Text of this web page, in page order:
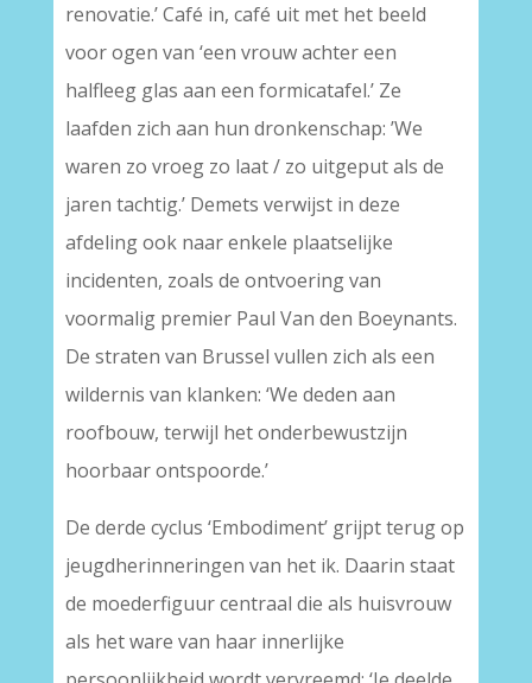
renovatie.’ Café in, café uit met het beeld
voor ogen van ‘een vrouw achter een
halfleeg glas aan een formicatafel.’ Ze
laafden zich aan hun dronkenschap: ’We
waren zo vroeg zo laat / zo uitgeput als de
jaren tachtig.’ Demets verwijst in deze
afdeling ook naar enkele plaatselijke
incidenten, zoals de ontvoering van
voormalig premier Paul Van den Boeynants.
De straten van Brussel vullen zich als een
wildernis van klanken: ‘We deden aan
roofbouw, terwijl het onderbewustzijn
hoorbaar ontspoorde.’
De derde cyclus ‘Embodiment’ grijpt terug op
jeugdherinneringen van het ik. Daarin staat
de moederfiguur centraal die als huisvrouw
als het ware van haar innerlijke